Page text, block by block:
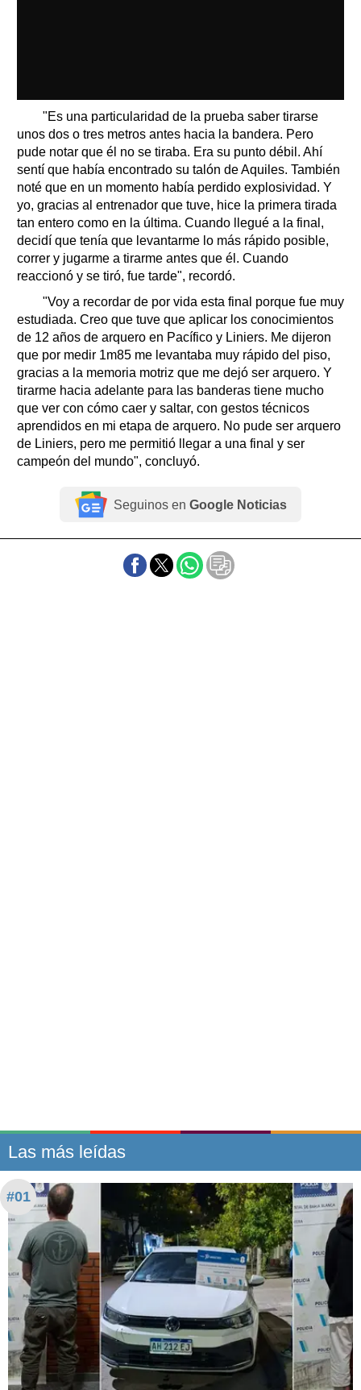
"Es una particularidad de la prueba saber tirarse
unos dos o tres metros antes hacia la bandera. Pero
pude notar que él no se tiraba. Era su punto débil. Ahí
sentí que había encontrado su talón de Aquiles. También
noté que en un momento había perdido explosividad. Y
yo, gracias al entrenador que tuve, hice la primera tirada
tan entero como en la última. Cuando llegué a la final,
decidí que tenía que levantarme lo más rápido posible,
correr y jugarme a tirarme antes que él. Cuando
reaccionó y se tiró, fue tarde", recordó.
"Voy a recordar de por vida esta final porque fue muy
estudiada. Creo que tuve que aplicar los conocimientos
de 12 años de arquero en Pacífico y Liniers. Me dijeron
que por medir 1m85 me levantaba muy rápido del piso,
gracias a la memoria motriz que me dejó ser arquero. Y
tirarme hacia adelante para las banderas tiene mucho
que ver con cómo caer y saltar, con gestos técnicos
aprendidos en mi etapa de arquero. No pude ser arquero
de Liniers, pero me permitió llegar a una final y ser
campeón del mundo", concluyó.
Seguinos en Google Noticias
Las más leídas
#01